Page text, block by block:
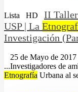
Lista HD
II Taller
USP | La
Investigación
25 de Mayo de 2017
...Investigadores de
Etnografía Urbana al